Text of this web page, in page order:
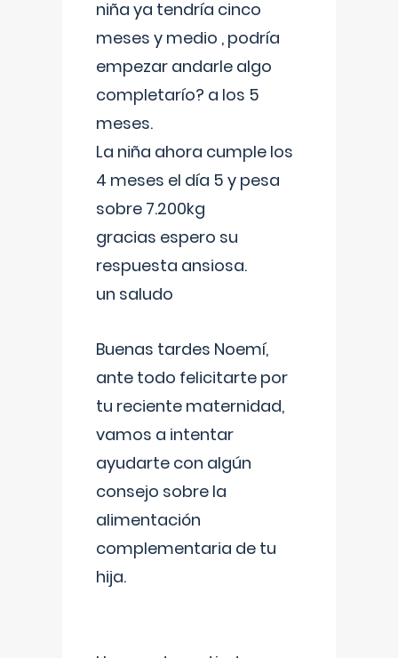
niña ya tendría cinco
meses y medio , podría
empezar andarle algo
completarío? a los 5
meses.
La niña ahora cumple los
4 meses el día 5 y pesa
sobre 7.200kg
gracias espero su
respuesta ansiosa.
un saludo
Buenas tardes Noemí,
ante todo felicitarte por
tu reciente maternidad,
vamos a intentar
ayudarte con algún
consejo sobre la
alimentación
complementaria de tu
hija.